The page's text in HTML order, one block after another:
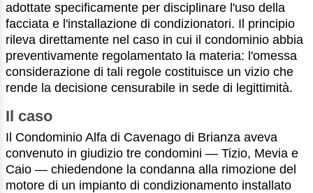
adottate specificamente per disciplinare l'uso della
facciata e l'installazione di condizionatori. Il principio
rileva direttamente nel caso in cui il condominio abbia
preventivamente regolamentato la materia: l'omessa
considerazione di tali regole costituisce un vizio che
rende la decisione censurabile in sede di legittimità.
Il caso
Il Condominio Alfa di Cavenago di Brianza aveva
convenuto in giudizio tre condomini — Tizio, Mevia e
Caio — chiedendone la condanna alla rimozione del
motore di un impianto di condizionamento installato